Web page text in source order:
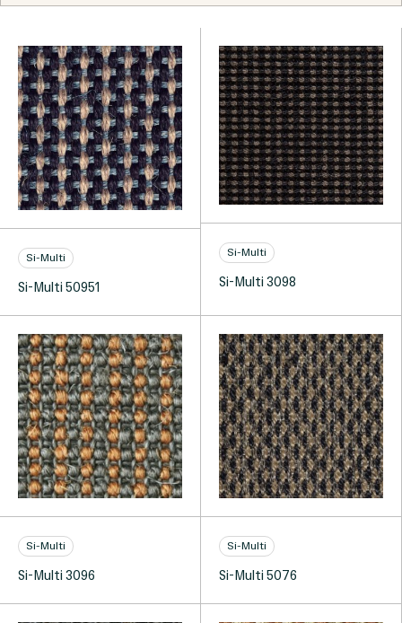
Si-Multi
Si-Multi 50951
Si-Multi
Si-Multi 3098
Si-Multi
Si-Multi 3096
Si-Multi
Si-Multi 5076